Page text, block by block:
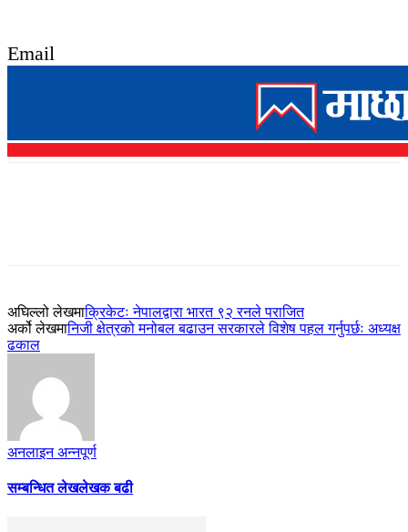
Email
अघिल्लो लेखमाक्रिकेटः नेपालद्वारा भारत ९२ रनले पराजित
अर्को लेखमानिजी क्षेत्रको मनोबल बढाउन सरकारले विशेष पहल गर्नुपर्छः अध्यक्ष
ढकाल
अनलाइन अन्नपूर्ण
सम्बन्धित लेखलेखक बढी